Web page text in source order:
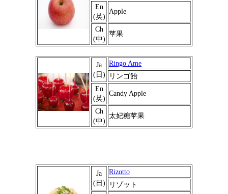
En
(英)
Apple
Ch
(中)
苹果
Ja
(日)
Ringo Ame
リンゴ飴
En
(英)
Candy Apple
Ch
(中)
太妃糖苹果
Ja
(日)
Rizotto
リゾット